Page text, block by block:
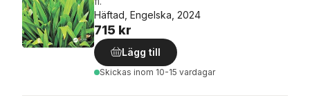
Häftad, Engelska, 2024
715 kr
Lägg till
Skickas inom 10-15 vardagar